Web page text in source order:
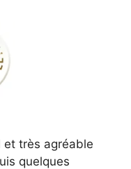
et très agréable
quelques